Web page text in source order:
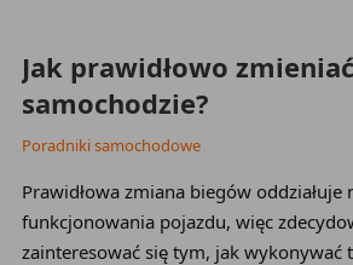
Jak prawidłowo
samochodzie?
Poradniki samochodowe
Prawidłowa zmiana biegów oddziałuje
funkcjonowania pojazdu, więc
zainteresować się tym, jak wykonywać